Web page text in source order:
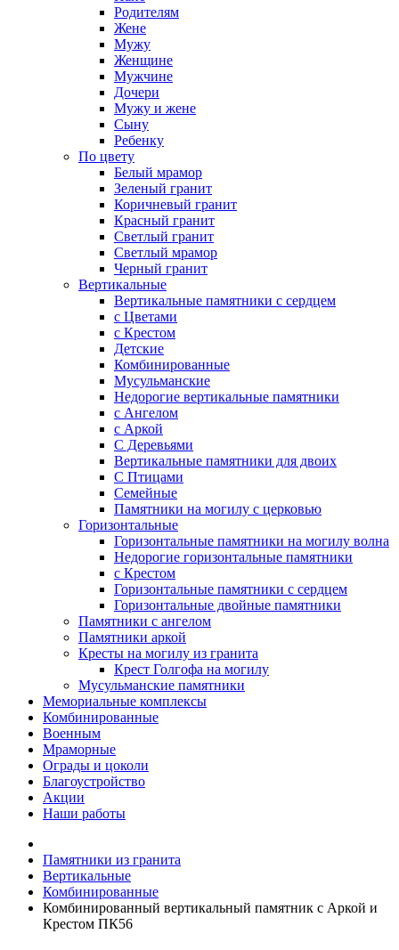
Родителям
Жене
Мужу
Женщине
Мужчине
Дочери
Мужу и жене
Сыну
Ребенку
По цвету
Белый мрамор
Зеленый гранит
Коричневый гранит
Красный гранит
Светлый гранит
Светлый мрамор
Черный гранит
Вертикальные
Вертикальные памятники с сердцем
с Цветами
c Крестом
Детские
Комбинированные
Мусульманские
Недорогие вертикальные памятники
с Ангелом
с Аркой
С Деревьями
Вертикальные памятники для двоих
С Птицами
Семейные
Памятники на могилу с церковью
Горизонтальные
Горизонтальные памятники на могилу волна
Недорогие горизонтальные памятники
с Крестом
Горизонтальные памятники с сердцем
Горизонтальные двойные памятники
Памятники с ангелом
Памятники аркой
Кресты на могилу из гранита
Крест Голгофа на могилу
Мусульманские памятники
Мемориальные комплексы
Комбинированные
Военным
Мраморные
Ограды и цоколи
Благоустройство
Акции
Наши работы
Памятники из гранита
Вертикальные
Комбинированные
Комбинированный вертикальный памятник с Аркой и
Крестом ПК56